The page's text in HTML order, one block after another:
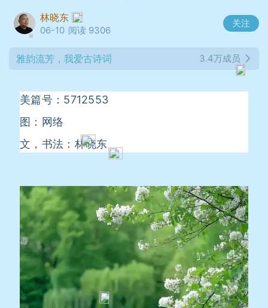
林晓东
06-10 阅读 9306
关注
雅韵流芳，我爱古诗词 3.4万成员
美篇号：5712553
图：网络
文，书法：林晓东